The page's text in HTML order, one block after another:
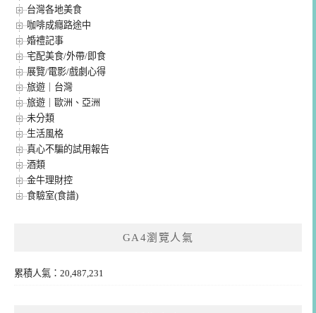
台灣各地美食
咖啡成癮路途中
婚禮記事
宅配美食/外帶/即食
展覽/電影/戲劇心得
旅遊｜台灣
旅遊｜歐洲、亞洲
未分類
生活風格
真心不騙的試用報告
酒類
金牛理財控
食驗室(食譜)
GA4瀏覽人氣
累積人氣：20,487,231